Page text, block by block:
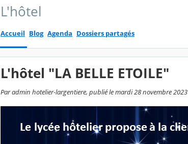
L'hôtel
Accueil Blog Agenda Dossiers partagés
L'hôtel "LA BELLE ETOILE"
Par admin hotelier-largentiere, publié le mardi 28 novembre